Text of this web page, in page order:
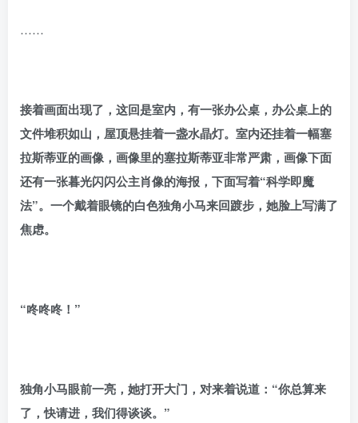
……
接着画面出现了，这回是室内，有一张办公桌，办公桌上的
文件堆积如山，屋顶悬挂着一盏水晶灯。室内还挂着一幅塞
拉斯蒂亚的画像，画像里的塞拉斯蒂亚非常严肃，画像下面
还有一张暮光闪闪公主肖像的海报，下面写着“科学即魔
法”。一个戴着眼镜的白色独角小马来回踱步，她脸上写满了
焦虑。
“咚咚咚！”
独角小马眼前一亮，她打开大门，对来着说道：“你总算来
了，快请进，我们得谈谈。”